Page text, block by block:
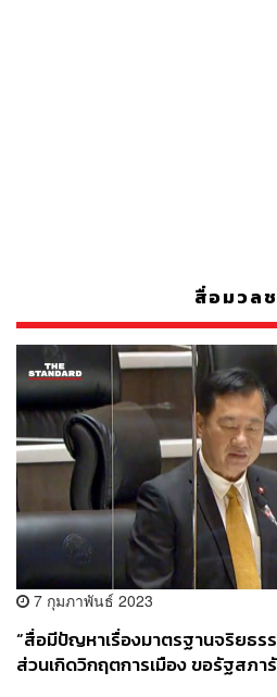
สื่อมวล
7 กุมภาพันธ์ 2023
“สื่อมีปัญหาเรื่องมาตรฐานจริยธร
ส่วนเกิดวิกฤตการเมือง ขอรัฐสภา